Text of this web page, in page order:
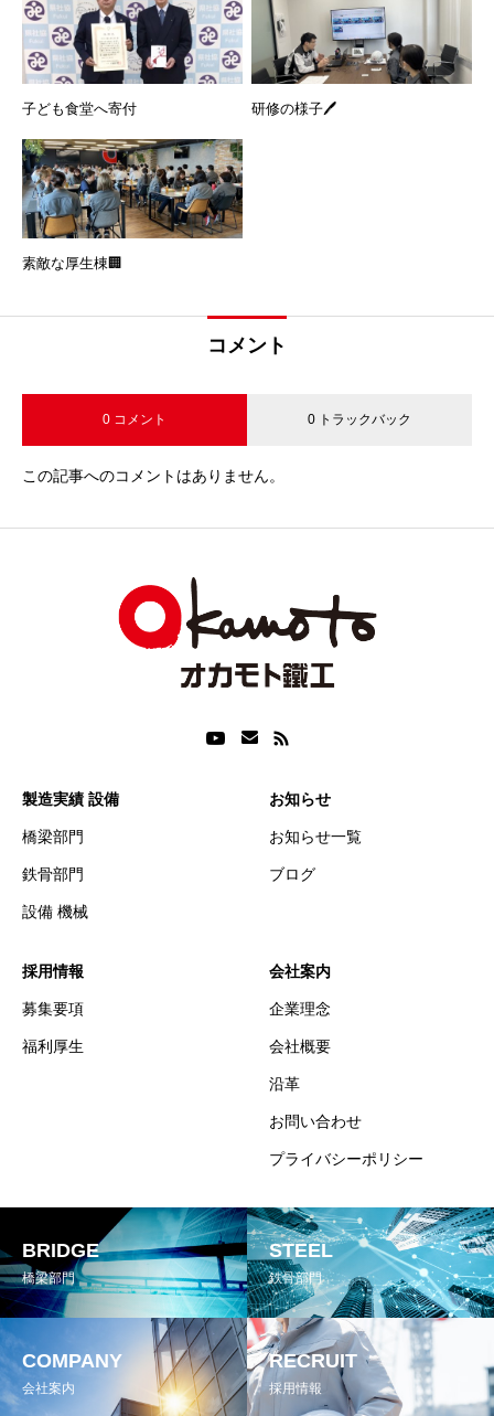
子ども食堂へ寄付 研修の様子🖊️
素敵な厚生棟🏢
コメント
0 コメント 0 トラックバック
この記事へのコメントはありません。
製造実績 設備
橋梁部門
鉄骨部門
設備 機械
お知らせ
お知らせ一覧
ブログ
採用情報
募集要項
福利厚生
会社案内
企業理念
会社概要
沿革
お問い合わせ
プライバシーポリシー
BRIDGE
橋梁部門
STEEL
鉄骨部門
COMPANY
会社案内
RECRUIT
採用情報